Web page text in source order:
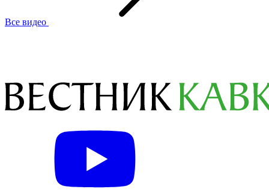
Все видео